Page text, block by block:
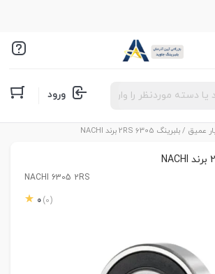
ورود
عمیق / بلبرینگ 6305 2RS برند NACHI
NACHI 6305 2RS
0 (0)